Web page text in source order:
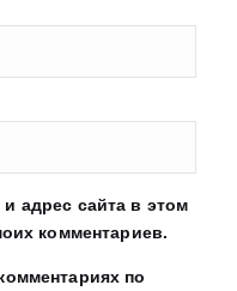
адрес сайта в этом
комментариев.
по